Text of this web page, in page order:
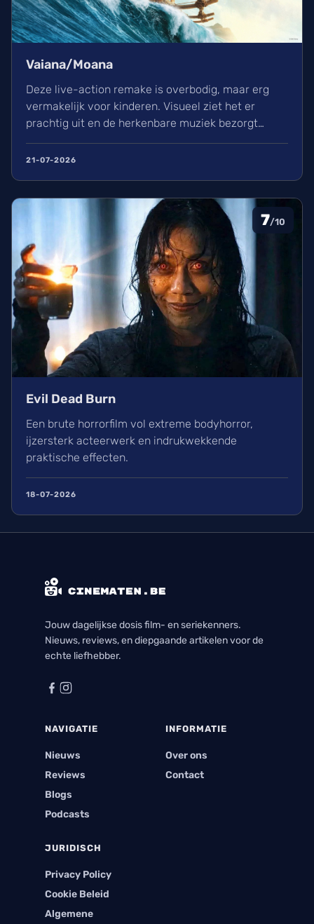
Vaiana/Moana
Deze live-action remake is overbodig, maar erg
vermakelijk voor kinderen. Visueel ziet het er
prachtig uit en de herkenbare muziek bezorgt
avontuur voor een heerlijke ervaring in de
21-07-2026
7/10
Evil Dead Burn
Een brute horrorfilm vol extreme bodyhorror,
ijzersterk acteerwerk en indrukwekkende
praktische effecten.
18-07-2026
Jouw dagelijkse dosis film- en seriekenners.
Nieuws, reviews, en diepgaande artikelen voor de
echte liefhebber.
NAVIGATIE
Nieuws
Reviews
Blogs
Podcasts
INFORMATIE
Over ons
Contact
JURIDISCH
Privacy Policy
Cookie Beleid
Algemene